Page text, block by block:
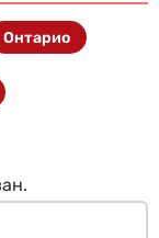
Онтарио